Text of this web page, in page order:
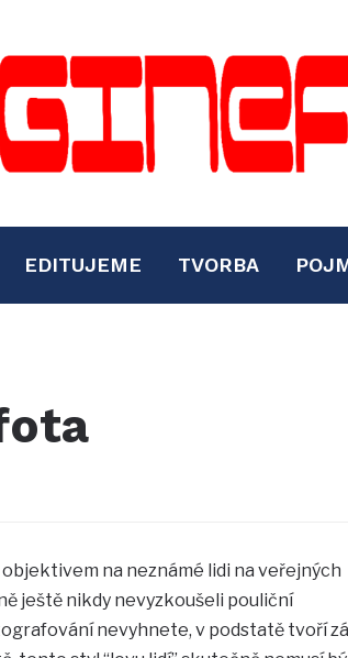
EDITUJEME TVORBA
na neznámé lidi na veřejných
ještě nikdy nevyzkoušeli pouliční
nevyhnete, v podstatě tvoří